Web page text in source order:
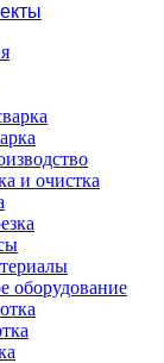
и очистка
оборудование